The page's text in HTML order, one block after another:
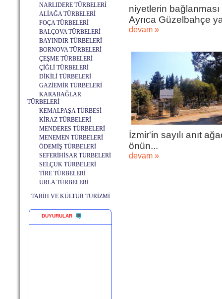
NARLIDERE TÜRBELERİ
ALİAĞA TÜRBELERİ
FOÇA TÜRBELERİ
BALÇOVA TÜRBELERİ
BAYINDIR TÜRBELERİ
BORNOVA TÜRBELERİ
ÇEŞME TÜRBELERİ
ÇİĞLİ TÜRBELERİ
DİKİLİ TÜRBELERİ
GAZİEMİR TÜRBELERİ
KARABAĞLAR
TÜRBELERİ
KEMALPAŞA TÜRBESİ
KİRAZ TÜRBELERİ
MENDERES TÜRBELERİ
MENEMEN TÜRBELERİ
ÖDEMİŞ TÜRBELERİ
SEFERİHİSAR TÜRBELERİ
SELÇUK TÜRBELERİ
TİRE TÜRBELERİ
URLA TÜRBELERİ
TARİH VE KÜLTÜR TURİZMİ
DUYURULAR
niyetlerin
Ayrıca Güzelbahçe
devam »
İzmir'in sayılı anıt
önün...
devam »